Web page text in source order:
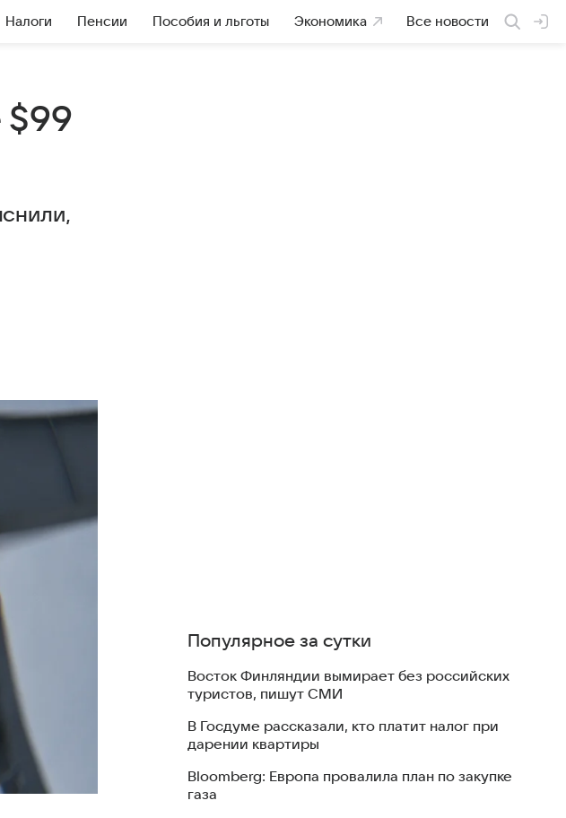
Налоги Пенсии Пособия и льготы Экономика Все новости
$99
Популярное за сутки
Восток Финляндии вымирает без российских
туристов, пишут СМИ
В Госдуме рассказали, кто платит налог при
дарении квартиры
Bloomberg: Европа провалила план по закупке
газа